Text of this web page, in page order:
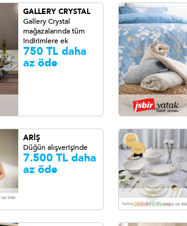
GALLERY CRYSTAL
Gallery Crystal
mağazalarında tüm
indirimlere ek
750 TL daha
az öde
ARİŞ
Düğün alışverişinde
7.500 TL daha
az öde